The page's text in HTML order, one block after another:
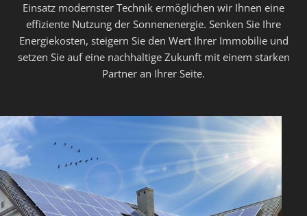
Einsatz modernster Technik ermöglichen wir Ihnen eine
effiziente Nutzung der Sonnenenergie. Senken Sie Ihre
Energiekosten, steigern Sie den Wert Ihrer Immobilie und
setzen Sie auf eine nachhaltige Zukunft mit einem starken
Partner an Ihrer Seite.